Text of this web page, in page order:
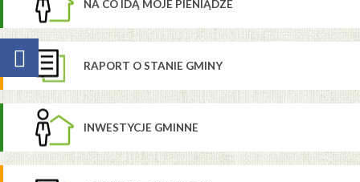
NA CO IDĄ MOJE PIENIĄDZE
RAPORT O STANIE GMINY
INWESTYCJE GMINNE